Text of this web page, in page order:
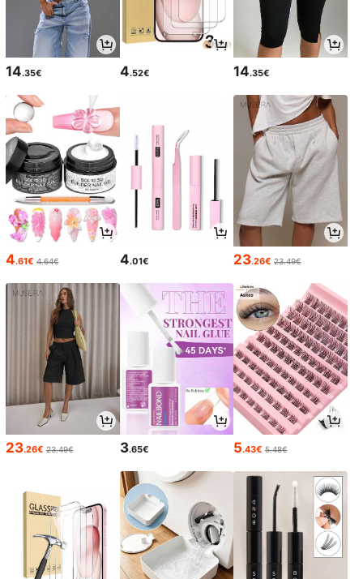
14.35€ 4.52€ 14.35€
4.61€ 4.64€ 4.01€ 23.26€ 23.49€
23.26€ 23.49€ 3.65€ 5.43€ 5.48€